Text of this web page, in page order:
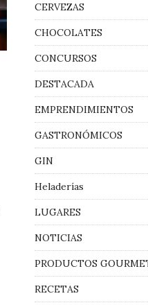
CERVEZAS
CHOCOLATES
CONCURSOS
DESTACADA
EMPRENDIMIENTOS
GASTRONÓMICOS
GIN
Heladerías
LUGARES
NOTICIAS
PRODUCTOS
RECETAS